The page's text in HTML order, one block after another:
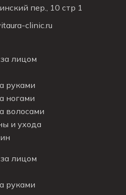
пер., 10 стр 1
clinic.ru
лицом
руками
ногами
волосами
и ухода
лицом
руками